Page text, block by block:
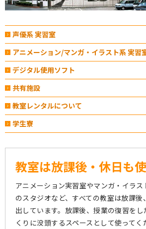
声優系 実習室
アニメーション/マンガ・イラスト系 実習
デジタル使用ソフト
共有施設
教室レンタルについて
学生寮
教室は放課後・休日も
アニメーション実習室やマンガ・イラ
のスタジオなど、すべての教室は放課後
出しています。放課後、授業の復習を
くりに没頭するスペースとして使って